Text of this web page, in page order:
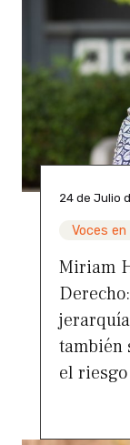
24 de Julio
Voces
Miriam
también
el